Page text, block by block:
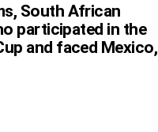
South African
participated in the
and faced Mexico,